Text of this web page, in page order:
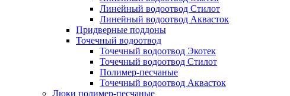
Линейный водоотвод Стилот
Линейный водоотвод Аквасток
Придверные поддоны
Точечный водоотвод
Точечный водоотвод Экотек
Точечный водоотвод Стилот
Полимер-песчаные
Точечный водоотвод Аквасток
Люки полимер-песчаные